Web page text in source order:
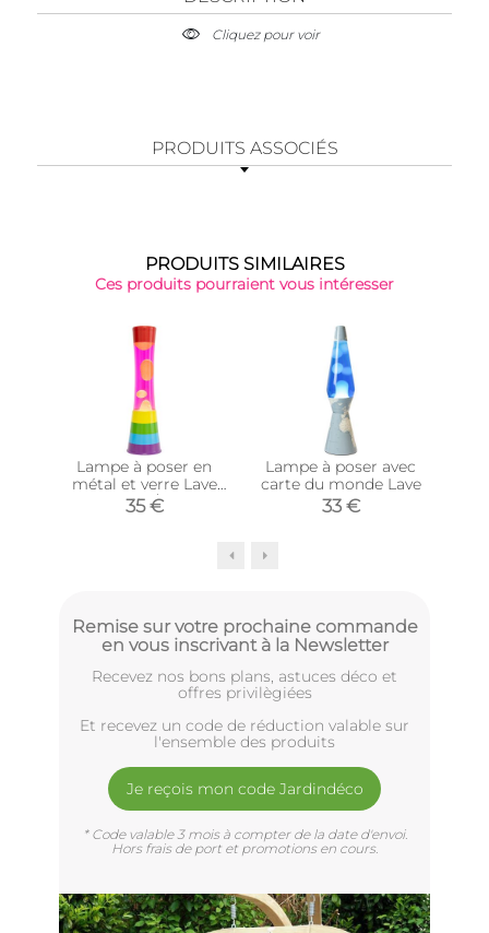
Cliquez pour voir
PRODUITS ASSOCIÉS
PRODUITS SIMILAIRES
Ces produits pourraient vous intéresser
Lampe à poser en
métal et verre Lave
(Arc en ciel / Fuchsia)
35 €
Lampe à poser avec
carte du monde Lave
33 €
Remise sur votre prochaine commande
en vous inscrivant à la Newsletter
Recevez nos bons plans, astuces déco et
offres privilègiées
Et recevez un code de réduction valable sur
l'ensemble des produits
Je reçois mon code Jardindéco
* Code valable 3 mois à compter de la date d'envoi.
Hors frais de port et promotions en cours.